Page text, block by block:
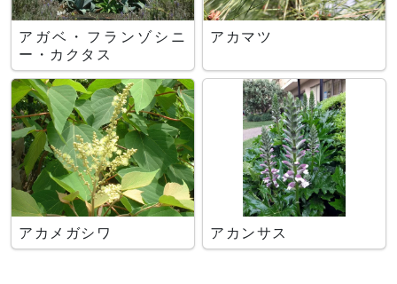
アガベ・フランゾシニ
ー・カクタス
アカマツ
アカメガシワ アカンサス